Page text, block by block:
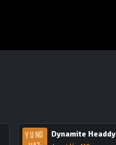
Dynamite Headdy